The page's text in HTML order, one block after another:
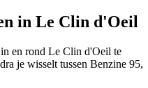
in Le Clin d'Oeil
en rond Le Clin d'Oeil te
je wisselt tussen Benzine 95,